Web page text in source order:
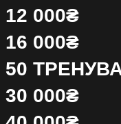
12 000₴
16 000₴
50
30 000₴